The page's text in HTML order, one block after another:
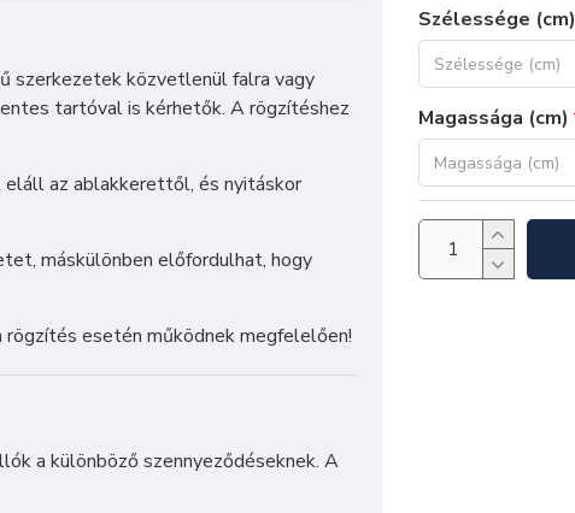
szerkezetek közvetlenül falra vagy
tartóval is kérhetők. A rögzítéshez
az ablakkerettől, és nyitáskor
máskülönben előfordulhat, hogy
esetén működnek megfelelően!
a különböző szennyeződéseknek. A
Szélessége (cm)
Magassága (cm)